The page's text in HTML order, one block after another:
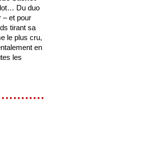
Du duo
– et pour
tirant sa
le plus cru,
en
les